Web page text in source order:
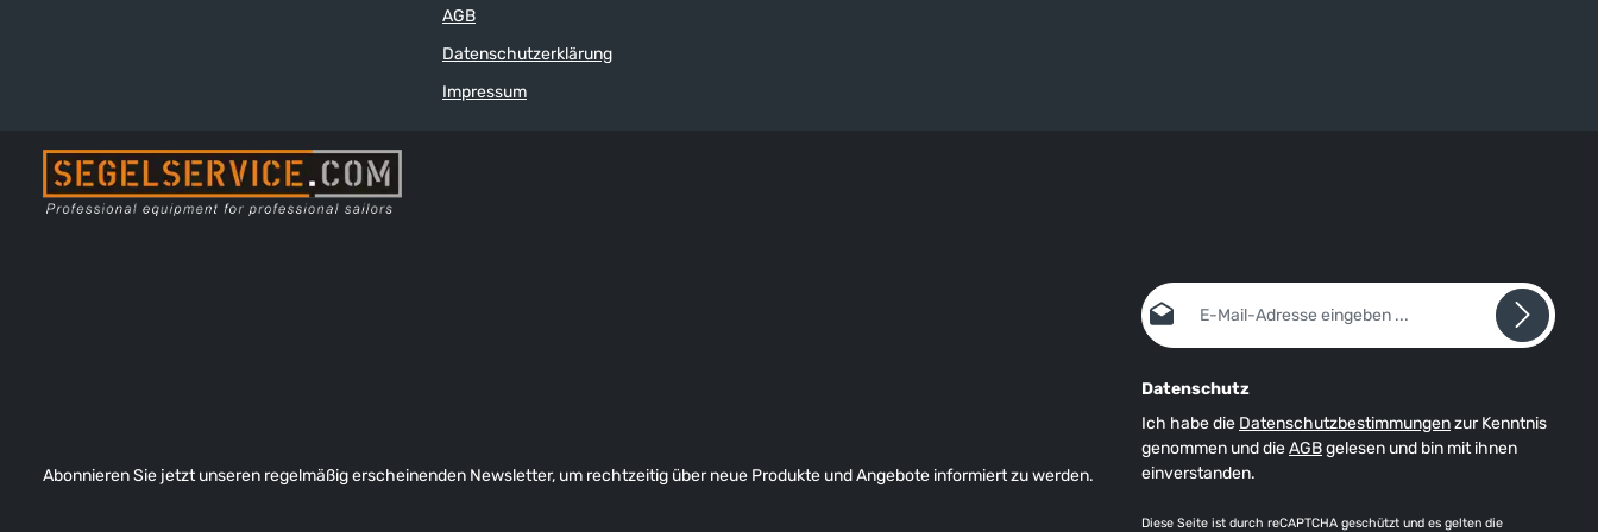
AGB
Datenschutzerklärung
Impressum
Abonnieren Sie jetzt unseren regelmäßig erscheinenden Newsletter, um rechtzeitig über neue Produkte und Angebote informiert zu werden.
E-Mail-Adresse*
Datenschutz
Ich habe die Datenschutzbestimmungenzur Kenntnis
genommen und dieAGBgelesen und bin mit ihnen
einverstanden.
Diese Seite ist durch reCAPTCHA geschützt und es gelten die